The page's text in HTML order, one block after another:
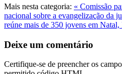
Mais nesta categoria: « Comissão
nacional sobre a evangelização da
reúne mais de 350 jovens em
Deixe um comentário
Certifique-se de preencher os